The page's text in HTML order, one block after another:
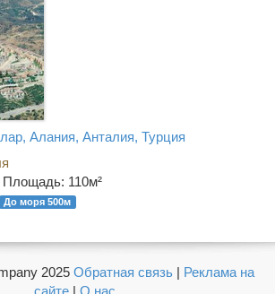
Алания, Анталия, Турция
Площадь: 110м²
До моря 500м
2025 Обратная связь| Реклама на
сайте| О нас